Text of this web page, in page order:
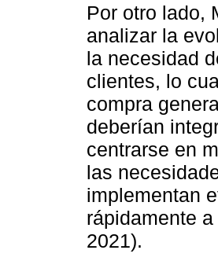
Por otro lado,
analizar la
la necesidad
clientes, lo
compra
deberían
centrarse en
las
implementan
rápidamente
2021).